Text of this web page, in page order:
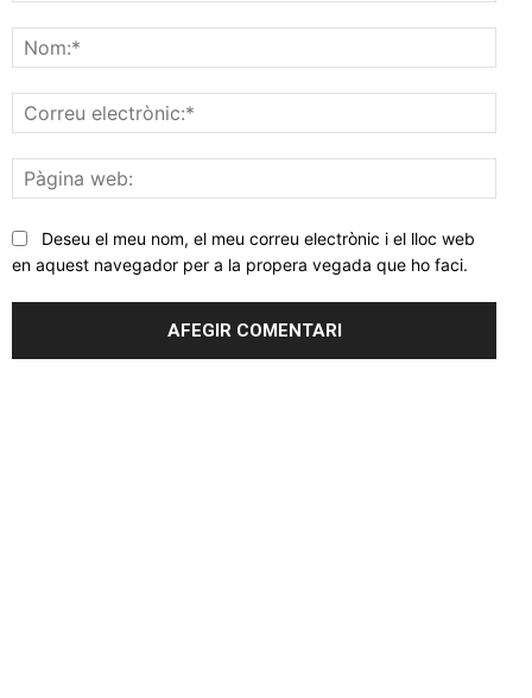
web:
Deseu el meu nom, el meu correu electrònic i el lloc web
en aquest navegador per a la propera vegada que ho faci.